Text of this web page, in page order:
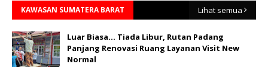
KAWASAN SUMATERA BARAT Lihat semua
Luar Biasa... Tiada Libur, Rutan Padang
Panjang Renovasi Ruang Layanan Visit New
Normal